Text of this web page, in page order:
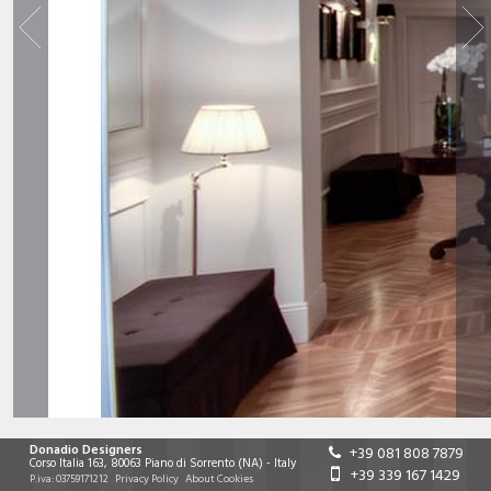
Donadio Designers
Corso Italia 163, 80063 Piano di Sorrento(NA)-Italy
P.iva:03759171212 Privacy Policy About Cookies
+39 081 808 7879
+39 339 167 1429